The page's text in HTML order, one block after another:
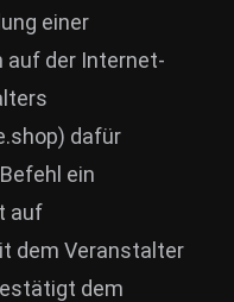
einer
der Internet-
dafür
ein
auf
dem Veranstalter
dem